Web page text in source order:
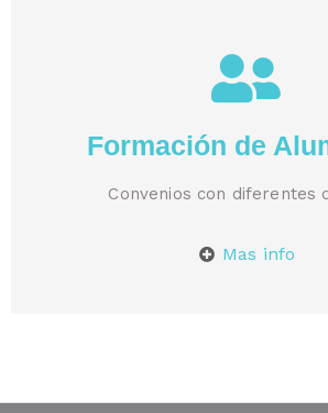
Formación de
Convenios con diferentes
Mas info